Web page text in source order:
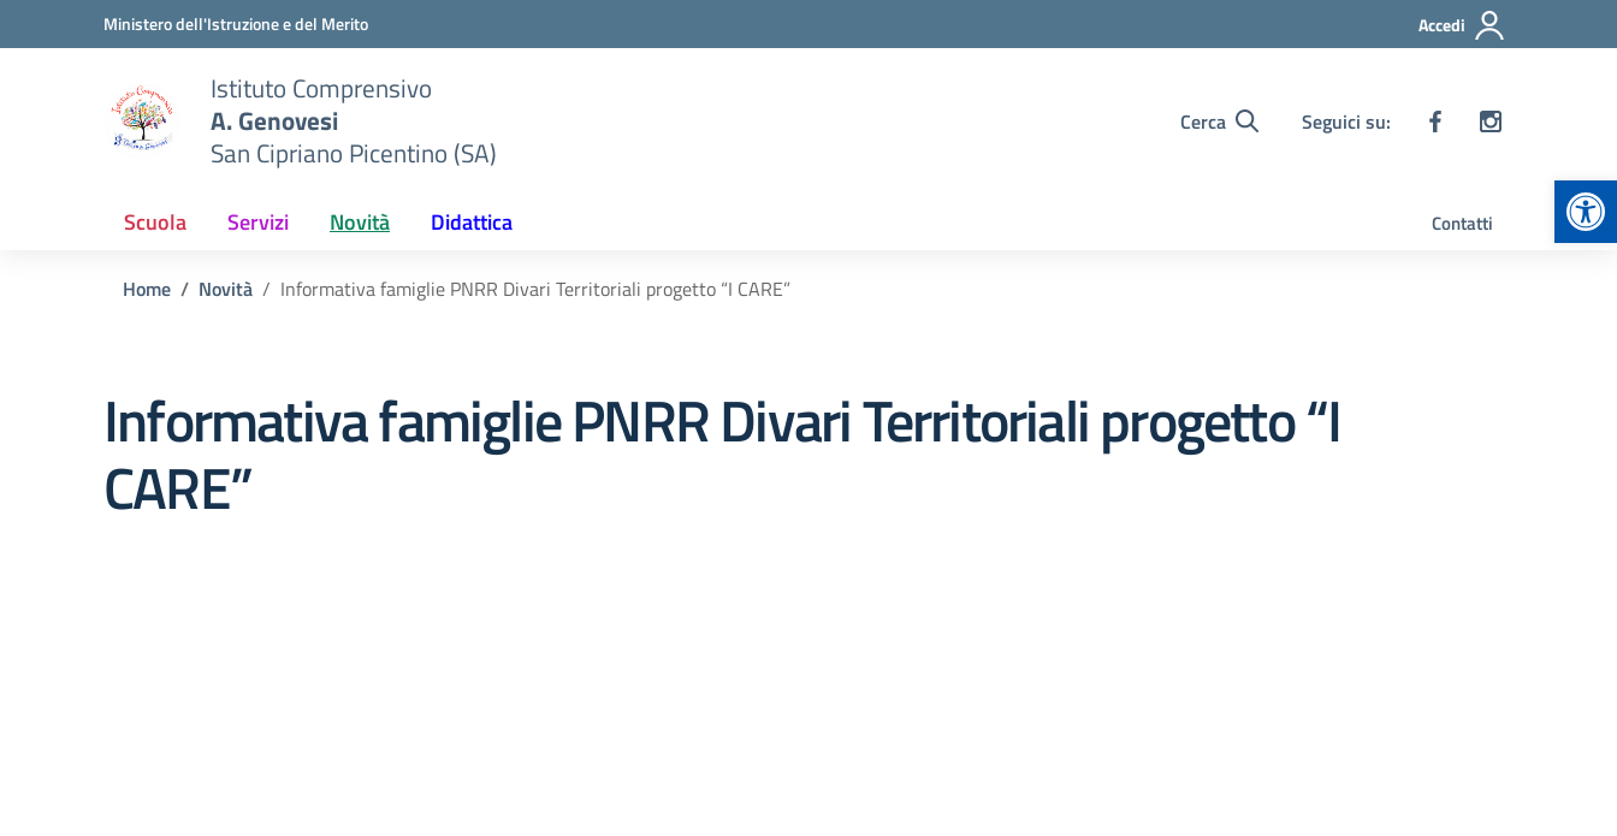
Vai ai contenuti
Vai al menu di navigazioneMinistero dell'Istruzione e del Merito Accedi
Istituto Comprensivo
A. Genovesi
San Cipriano Picentino (SA)
Cerca Seguici su:
Scuola Servizi Novità Didattica Contatti
Home Novità Informativa famiglie PNRR Divari Territoriali progetto “I CARE”
Informativa famiglie PNRR Divari Territoriali progetto “I
CARE”